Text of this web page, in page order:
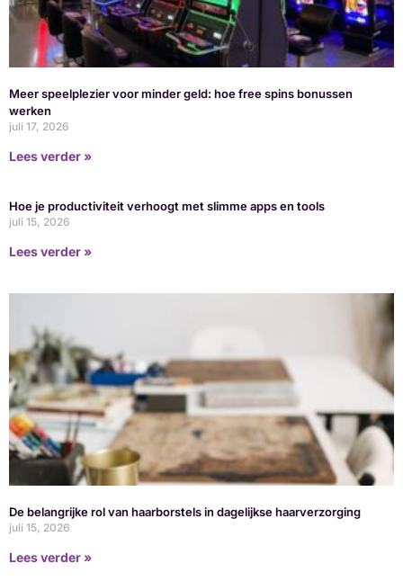
Meer speelplezier voor minder geld: hoe free spins bonussen
werken
juli 17, 2026
Lees verder »
Hoe je productiviteit verhoogt met slimme apps en tools
juli 15, 2026
Lees verder »
De belangrijke rol van haarborstels in dagelijkse haarverzorging
juli 15, 2026
Lees verder »